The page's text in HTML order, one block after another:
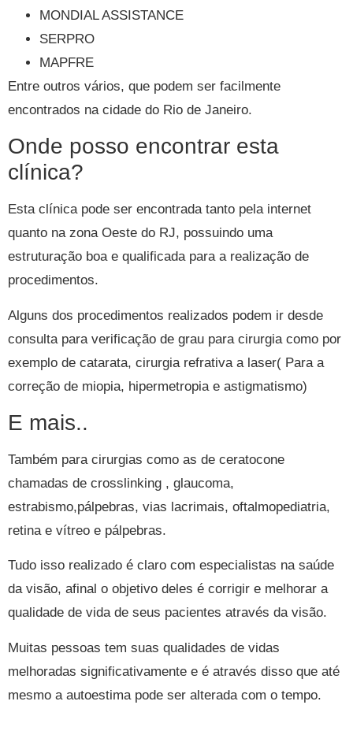
MONDIAL ASSISTANCE
SERPRO
MAPFRE
Entre outros vários, que podem ser facilmente
encontrados na cidade do Rio de Janeiro.
Onde posso encontrar esta
clínica?
Esta clínica pode ser encontrada tanto pela internet
quanto na zona Oeste do RJ, possuindo uma
estruturação boa e qualificada para a realização de
procedimentos.
Alguns dos procedimentos realizados podem ir desde
consulta para verificação de grau para cirurgia como por
exemplo de catarata, cirurgia refrativa a laser( Para a
correção de miopia, hipermetropia e astigmatismo)
E mais..
Também para cirurgias como as de ceratocone
chamadas de crosslinking , glaucoma,
estrabismo,pálpebras, vias lacrimais, oftalmopediatria,
retina e vítreo e pálpebras.
Tudo isso realizado é claro com especialistas na saúde
da visão, afinal o objetivo deles é corrigir e melhorar a
qualidade de vida de seus pacientes através da visão.
Muitas pessoas tem suas qualidades de vidas
melhoradas significativamente e é através disso que até
mesmo a autoestima pode ser alterada com o tempo.